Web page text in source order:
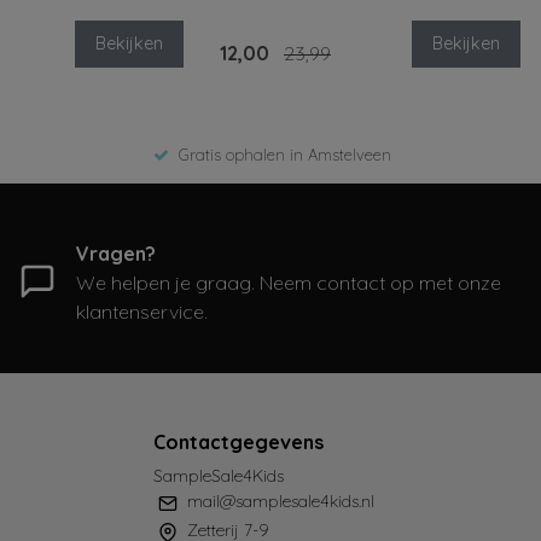
Bekijken 12,00 23,99 Bekijken
Gratis ophalen in Amstelveen
Vragen?
We helpen je graag. Neem contact op met onze
klantenservice.
Contactgegevens
SampleSale4Kids
mail@samplesale4kids.nl
Zetterij 7-9